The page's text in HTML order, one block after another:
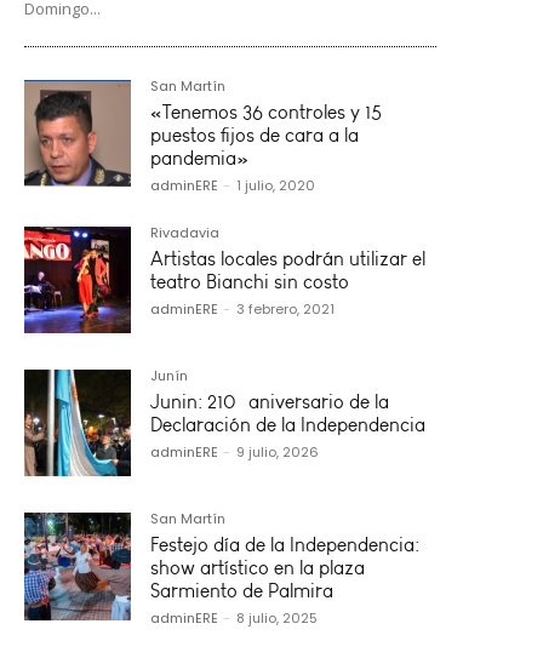
Domingo...
San Martín
«Tenemos 36 controles y 15
puestos fijos de cara a la
pandemia»
adminERE - 1 julio, 2020
Rivadavia
Artistas locales podrán utilizar el
teatro Bianchi sin costo
adminERE - 3 febrero, 2021
Junín
Junin: 210º aniversario de la
Declaración de la Independencia
adminERE - 9 julio, 2026
San Martín
Festejo día de la Independencia:
show artístico en la plaza
Sarmiento de Palmira
adminERE - 8 julio, 2025